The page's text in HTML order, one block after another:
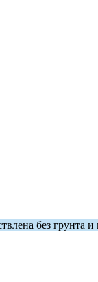
без грунта